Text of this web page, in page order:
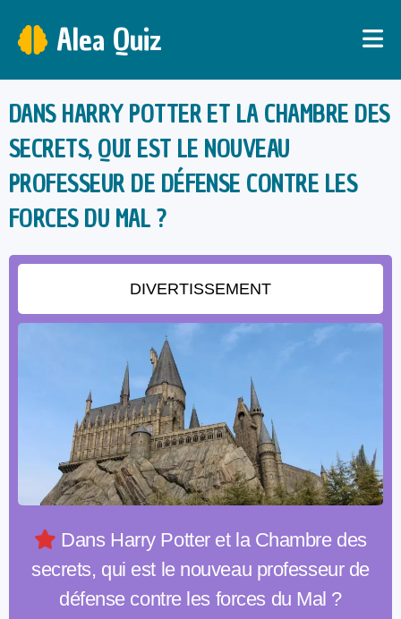
Alea Quiz
DANS HARRY POTTER ET LA CHAMBRE DES
SECRETS, QUI EST LE NOUVEAU
PROFESSEUR DE DÉFENSE CONTRE LES
FORCES DU MAL ?
DIVERTISSEMENT
Dans Harry Potter et la Chambre des
secrets, qui est le nouveau professeur de
défense contre les forces du Mal ?